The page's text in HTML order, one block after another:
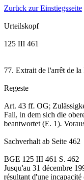
Zurück zur Einstiegsseite
Urteilskopf
125 III 461
77. Extrait de l'arrêt de
Regeste
Art. 43 ff. OG;
Fall, in dem sich die
beantwortet (E. 1).
Sachverhalt ab Seite 462
BGE 125 III 461 S. 462
Jusqu'au 31 décembre
résultant d'une